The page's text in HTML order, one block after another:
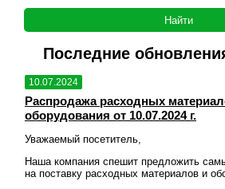
Последние
10.07.2024
Распродажа расходных
оборудования от 10.07.2024 г.
Уважаемый посетитель,
Наша компания спешит предложить
на поставку расходных материалов и